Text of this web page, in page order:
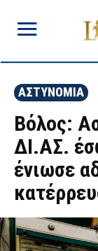
ΑΣΤΥΝΟΜΙΑ
Βόλος:
ΔΙ.ΑΣ.
ένιωσε